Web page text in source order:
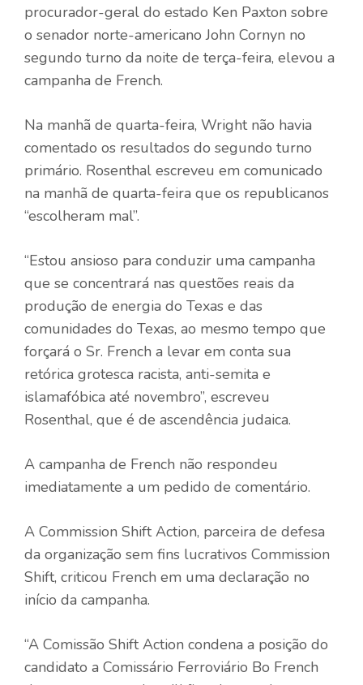
procurador-geral do estado Ken Paxton sobre
o senador norte-americano John Cornyn no
segundo turno da noite de terça-feira, elevou a
campanha de French.
Na manhã de quarta-feira, Wright não havia
comentado os resultados do segundo turno
primário. Rosenthal escreveu em comunicado
na manhã de quarta-feira que os republicanos
“escolheram mal”.
“Estou ansioso para conduzir uma campanha
que se concentrará nas questões reais da
produção de energia do Texas e das
comunidades do Texas, ao mesmo tempo que
forçará o Sr. French a levar em conta sua
retórica grotesca racista, anti-semita e
islamafóbica até novembro”, escreveu
Rosenthal, que é de ascendência judaica.
A campanha de French não respondeu
imediatamente a um pedido de comentário.
A Commission Shift Action, parceira de defesa
da organização sem fins lucrativos Commission
Shift, criticou French em uma declaração no
início da campanha.
“A Comissão Shift Action condena a posição do
candidato a Comissário Ferroviário Bo French